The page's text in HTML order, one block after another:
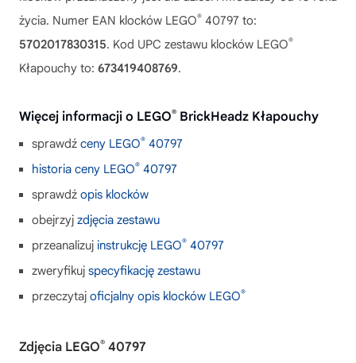
życia. Numer EAN klocków LEGO® 40797 to:
5702017830315. Kod UPC zestawu klocków LEGO®
Kłapouchy to: 673419408769.
Więcej informacji o LEGO® BrickHeadz Kłapouchy
sprawdź ceny LEGO® 40797
historia ceny LEGO® 40797
sprawdź opis klocków
obejrzyj zdjęcia zestawu
przeanalizuj instrukcję LEGO® 40797
zweryfikuj specyfikację zestawu
przeczytaj oficjalny opis klocków LEGO®
Zdjęcia LEGO® 40797